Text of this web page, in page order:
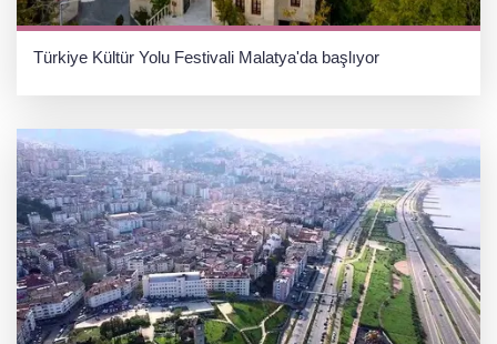
Türkiye Kültür Yolu Festivali Malatya'da başlıyor